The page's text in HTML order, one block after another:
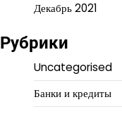
Декабрь 2021
Рубрики
Uncategorised
Банки и кредиты